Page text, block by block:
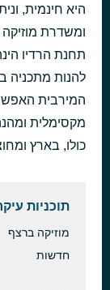
לפני 39 דקות
היא חינמית,
ומשדרת מוזיקה
תחנת הרדיו
להנות מתכניה
המירבית
מקסימלית
כולו, בארץ
תוכניות
מוזיקה ברצף
חדשות